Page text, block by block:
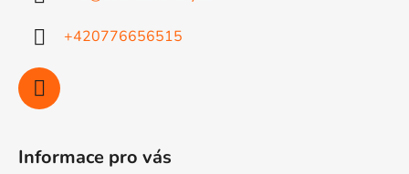
+420776656515
Informace pro vás